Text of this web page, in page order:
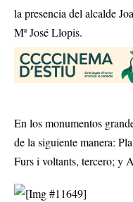
la presencia del alcalde
Mª José Llopis.
En los monumentos
de la siguiente manera:
Furs i voltants, tercero; y